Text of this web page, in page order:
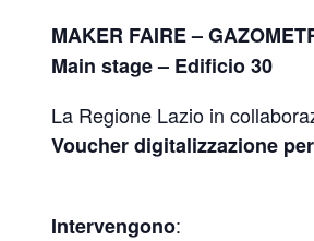
MAKER FAIRE –
Main stage – Edificio 30
La Regione Lazio in
Voucher digitalizzazione
Intervengono: